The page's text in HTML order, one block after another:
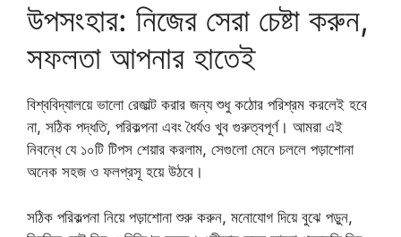
উপসংহার: নিজের সেরা চেষ্টা করুন,
সফলতা আপনার হাতেই
বিশ্ববিদ্যালয়ে ভালো রেজাল্ট করার জন্য শুধু কঠোর পরিশ্রম করলেই হবে
না, সঠিক পদ্ধতি, পরিকল্পনা এবং ধৈর্যও খুব গুরুত্বপূর্ণ। আমরা এই
নিবন্ধে যে ১০টি টিপস শেয়ার করলাম, সেগুলো মেনে চললে পড়াশোনা
অনেক সহজ ও ফলপ্রসূ হয়ে উঠবে।
সঠিক পরিকল্পনা নিয়ে পড়াশোনা শুরু করুন, মনোযোগ দিয়ে বুঝে পড়ুন,